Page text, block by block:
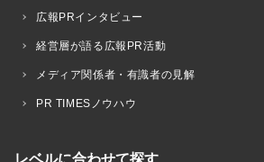
広報PRインタビュー
経営層が語る広報PR活動
メディア関係者・有識者の見解
PR TIMESノウハウ
レベルに合わせて探す